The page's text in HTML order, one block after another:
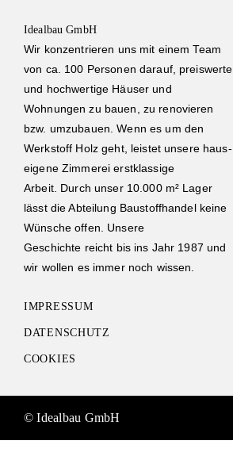
Idealbau GmbH
Wir konzentrieren uns mit einem Team
von ca. 100 Personen darauf, preiswerte
und hochwertige Häuser und
Wohnungen zu bauen, zu renovieren
bzw. umzubauen. Wenn es um den
Werkstoff Holz geht, leistet unsere haus-
eigene Zimmerei erstklassige
Arbeit. Durch unser 10.000 m² Lager
lässt die Abteilung Baustoffhandel keine
Wünsche offen. Unsere
Geschichte reicht bis ins Jahr 1987 und
wir wollen es immer noch wissen.
IMPRESSUM
DATENSCHUTZ
COOKIES
© Idealbau GmbH